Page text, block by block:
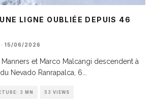
LIGNE OUBLIÉE DEPUIS 46
· 15/06/2026
Manners et Marco Malcangi descendent à
Nevado Ranrapalca, 6
3 MN 53 VIEWS